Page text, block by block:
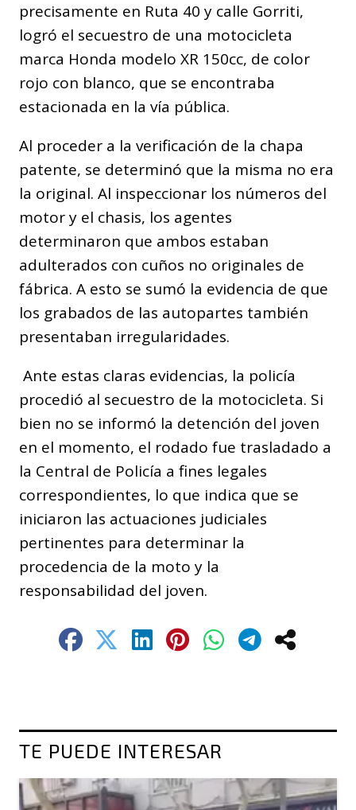
precisamente en Ruta 40 y calle Gorriti,
logró el secuestro de una motocicleta
marca Honda modelo XR 150cc, de color
rojo con blanco, que se encontraba
estacionada en la vía pública.
Al proceder a la verificación de la chapa
patente, se determinó que la misma no era
la original. Al inspeccionar los números del
motor y el chasis, los agentes
determinaron que ambos estaban
adulterados con cuños no originales de
fábrica. A esto se sumó la evidencia de que
los grabados de las autopartes también
presentaban irregularidades.
Ante estas claras evidencias, la policía
procedió al secuestro de la motocicleta. Si
bien no se informó la detención del joven
en el momento, el rodado fue trasladado a
la Central de Policía a fines legales
correspondientes, lo que indica que se
iniciaron las actuaciones judiciales
pertinentes para determinar la
procedencia de la moto y la
responsabilidad del joven.
TE PUEDE INTERESAR